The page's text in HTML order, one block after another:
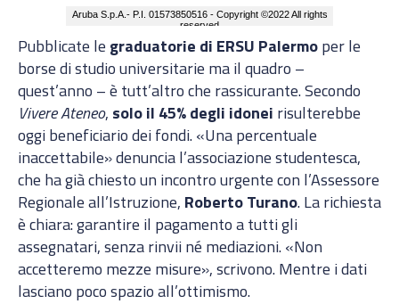
Pubblicate le graduatorie di ERSU Palermoper le
borse di studio universitarie ma il quadro –
quest’anno – è tutt’altro che rassicurante. Secondo
Vivere Ateneo, solo il 45% degli idonei risulterebbe
oggi beneficiario dei fondi. «Una percentuale
inaccettabile» denuncia l’associazione studentesca,
che ha già chiesto un incontro urgente con l’Assessore
Regionale all’Istruzione, Roberto Turano. La richiesta
è chiara: garantire il pagamento a tutti gli
assegnatari, senza rinvii né mediazioni. «Non
accetteremo mezze misure», scrivono. Mentre i dati
lasciano poco spazio all’ottimismo.